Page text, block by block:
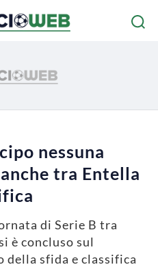
nessuna
tra Entella
di Serie B tra
è concluso sul
sfida e classifica